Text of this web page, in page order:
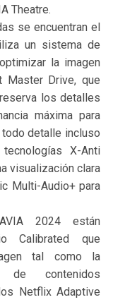
Theatre.
se encuentran el
un sistema de
la imagen
Master Drive, que
los detalles
máxima para
detalle incluso
X-Anti
visualización clara
Multi-Audio+ para
2024 están
Calibrated que
tal como la
de contenidos
Netflix Adaptive